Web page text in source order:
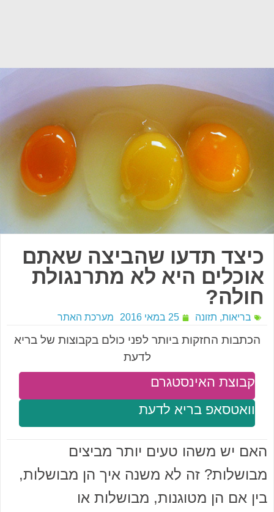
כיצד תדעו שהביצה שאתם
אוכלים היא לא מתרנגולת
חולה?
בריאות, תזונה 25 במאי 2016 מערכת האתר
הכתבות החזקות ביותר לפני כולם בקבוצות של בריא
לדעת
וואטסאפ בריא לדעת
קבוצת האינסטגרם
האם יש משהו טעים יותר מביצים
מבושלות? זה לא משנה איך הן מבושלות,
בין אם הן מטוגנות, מבושלות או